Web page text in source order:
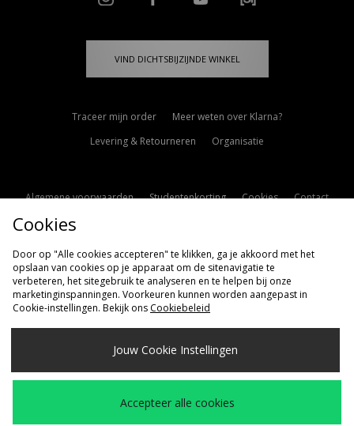
VIND DICHTSBIJZIJNDE WINKEL
Traceer mijn order
Meer weten over Klarna?
Levering & Retourneren
Organisatie
Algemene voorwaarden Studentenkorting Cookies
Contact
Cookie Instellingen
Verzenden Naar
Nederland
Wij accepteren de volgende betaalmethoden
Cookies
Door op "Alle cookies accepteren" te klikken, ga je akkoord met het
opslaan van cookies op je apparaat om de sitenavigatie te
verbeteren, het sitegebruik te analyseren en te helpen bij onze
marketinginspanningen. Voorkeuren kunnen worden aangepast in
Cookie-instellingen. Bekijk ons Cookiebeleid
Jouw Cookie Instellingen
Accepteer alle cookies